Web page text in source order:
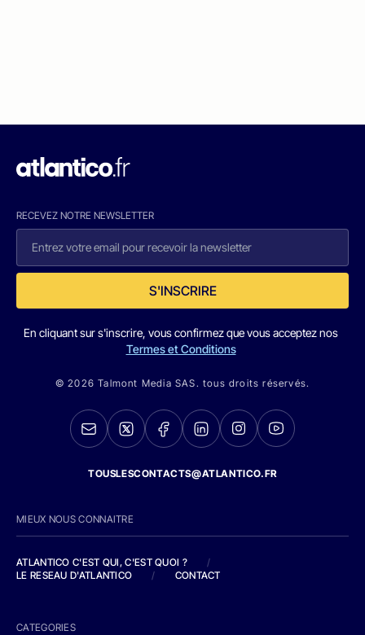
RECEVEZ NOTRE NEWSLETTER
S'INSCRIRE
En cliquant sur s'inscrire, vous confirmez que vous acceptez nos
Termes et Conditions
© 2026 Talmont Media SAS. tous droits réservés.
TOUSLESCONTACTS@ATLANTICO.FR
MIEUX NOUS CONNAITRE
ATLANTICO C'EST QUI, C'EST QUOI ?
/
LE RESEAU D'ATLANTICO
/ CONTACT
CATEGORIES